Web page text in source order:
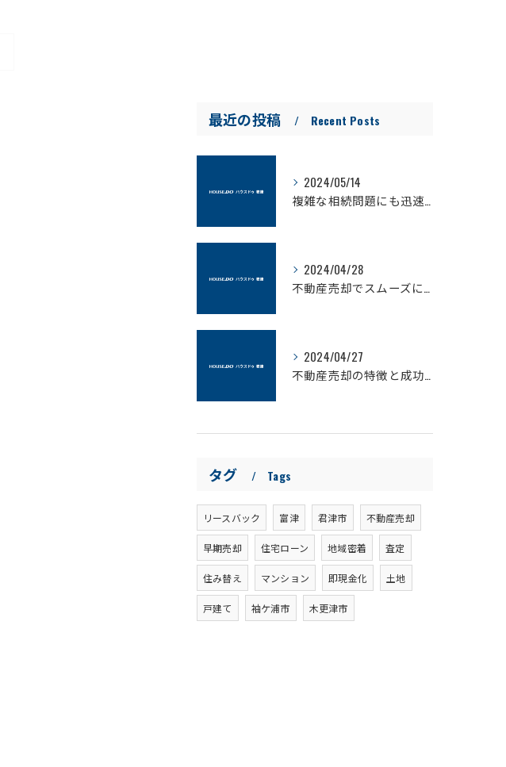
最近の投稿 Recent Posts
2024/05/14
複雑な相続問題にも迅速に対応可能な不動産売却のプロ
2024/04/28
不動産売却でスムーズに現金化！ハウスドゥ君津の優れたサービスとは？
2024/04/27
不動産売却の特徴と成功する方法
タグ Tags
リースバック 富津 君津市 不動産売却
早期売却 住宅ローン 地域密着 査定
住み替え マンション 即現金化 土地
戸建て 袖ケ浦市 木更津市